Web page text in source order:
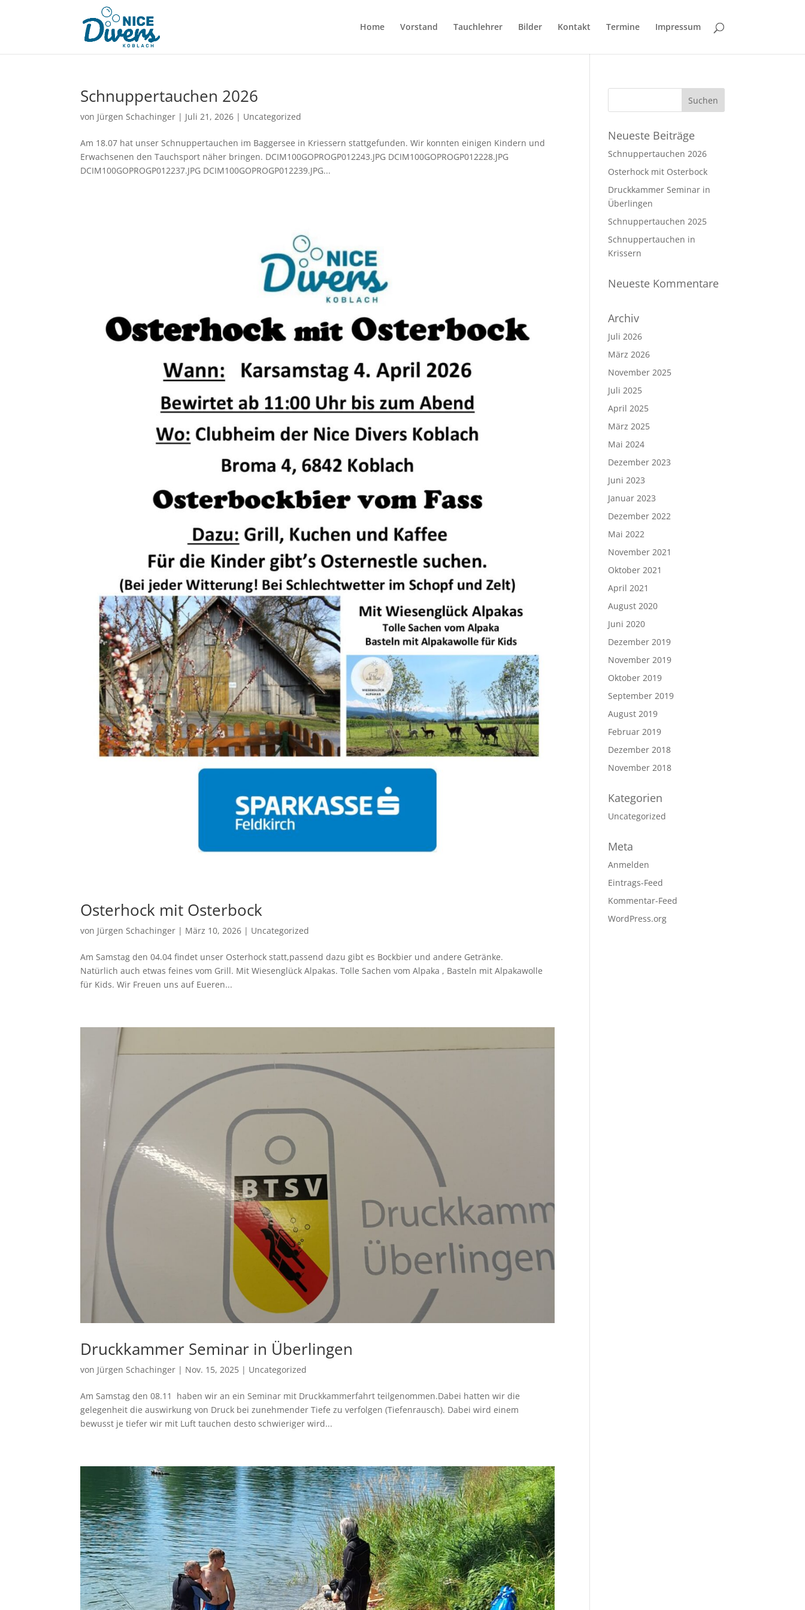
Home Vorstand Tauchlehrer Bilder Kontakt Termine Impressum
Schnuppertauchen 2026
von Jürgen Schachinger | Juli 21, 2026 | Uncategorized
Am 18.07 hat unser Schnuppertauchen im Baggersee in Kriessern stattgefunden. Wir konnten einigen Kindern und
Erwachsenen den Tauchsport näher bringen. DCIM100GOPROGP012243.JPG DCIM100GOPROGP012228.JPG
DCIM100GOPROGP012237.JPG DCIM100GOPROGP012239.JPG...
Osterhock mit Osterbock
von Jürgen Schachinger | März 10, 2026 | Uncategorized
Am Samstag den 04.04 findet unser Osterhock statt,passend dazu gibt es Bockbier und andere Getränke.
Natürlich auch etwas feines vom Grill. Mit Wiesenglück Alpakas. Tolle Sachen vom Alpaka , Basteln mit Alpakawolle
für Kids. Wir Freuen uns auf Eueren...
Druckkammer Seminar in Überlingen
von Jürgen Schachinger | Nov. 15, 2025 | Uncategorized
Am Samstag den 08.11 haben wir an ein Seminar mit Druckkammerfahrt teilgenommen.Dabei hatten wir die
gelegenheit die auswirkung von Druck bei zunehmender Tiefe zu verfolgen (Tiefenrausch). Dabei wird einem
bewusst je tiefer wir mit Luft tauchen desto schwieriger wird...
Neueste Beiträge
Schnuppertauchen 2026
Osterhock mit Osterbock
Druckkammer Seminar in
Überlingen
Schnuppertauchen 2025
Schnuppertauchen in
Krissern
Neueste Kommentare
Archiv
Juli 2026
März 2026
November 2025
Juli 2025
April 2025
März 2025
Mai 2024
Dezember 2023
Juni 2023
Januar 2023
Dezember 2022
Mai 2022
November 2021
Oktober 2021
April 2021
August 2020
Juni 2020
Dezember 2019
November 2019
Oktober 2019
September 2019
August 2019
Februar 2019
Dezember 2018
November 2018
Kategorien
Uncategorized
Meta
Anmelden
Eintrags-Feed
Kommentar-Feed
WordPress.org